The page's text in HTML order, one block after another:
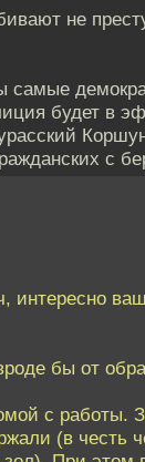
не
самые
будет в
с
бы от
с работы.
(в честь